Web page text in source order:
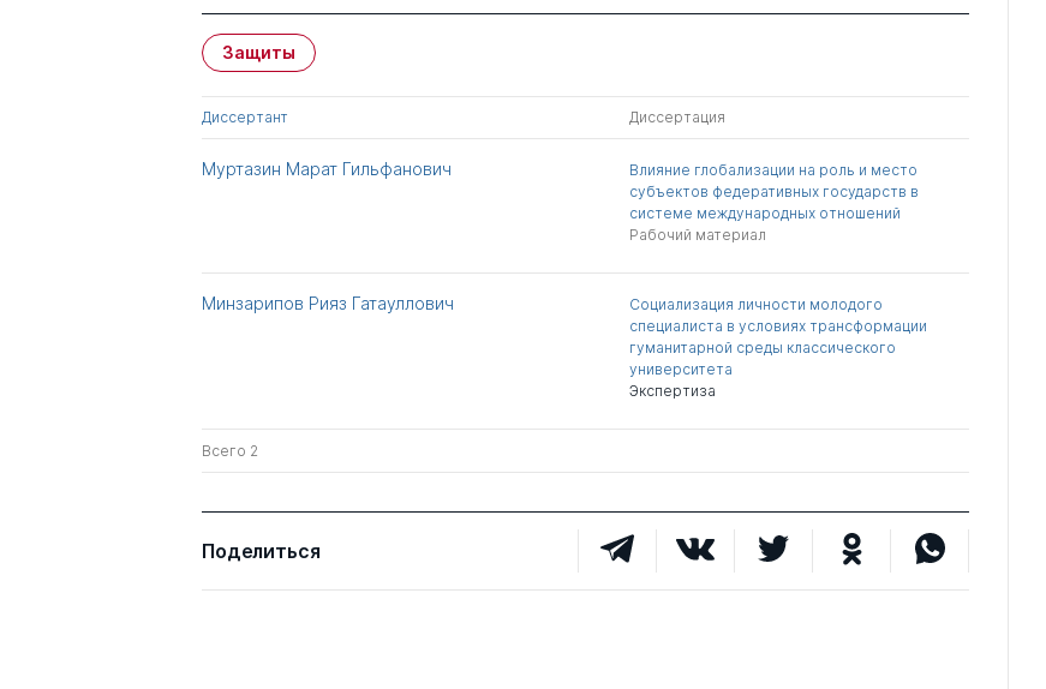
Защиты
Диссертант Диссертация
Муртазин Марат Гильфанович
Влияние глобализации на роль и место
субъектов федеративных государств в
системе международных отношений
Рабочий материал
Минзарипов Рияз Гатауллович
Социализация личности молодого
специалиста в условиях трансформации
гуманитарной среды классического
университета
Экспертиза
Всего 2
Поделиться